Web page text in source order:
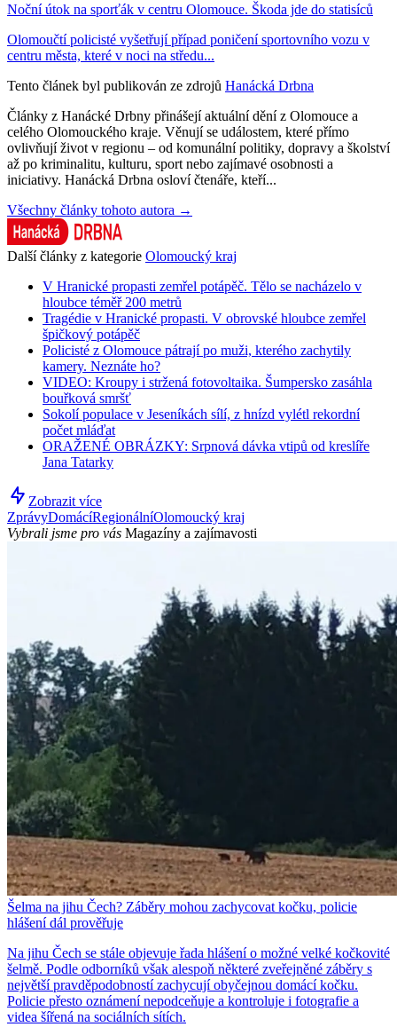
Noční útok na sporťák v centru Olomouce. Škoda jde do statisíců
Olomoučtí policisté vyšetřují případ poničení sportovního vozu v
centru města, které v noci na středu...
Tento článek byl publikován ze zdrojů Hanácká Drbna
Články z Hanácké Drbny přinášejí aktuální dění z Olomouce a
celého Olomouckého kraje. Věnují se událostem, které přímo
ovlivňují život v regionu – od komunální politiky, dopravy a školství
až po kriminalitu, kulturu, sport nebo zajímavé osobnosti a
iniciativy. Hanácká Drbna osloví čtenáře, kteří...
Všechny články tohoto autora →
Další články z kategorie Olomoucký kraj
V Hranické propasti zemřel potápěč. Tělo se nacházelo v
hloubce téměř 200 metrů
Tragédie v Hranické propasti. V obrovské hloubce zemřel
špičkový potápěč
Policisté z Olomouce pátrají po muži, kterého zachytily
kamery. Neznáte ho?
VIDEO: Kroupy i stržená fotovoltaika. Šumpersko zasáhla
bouřková smršť
Sokolí populace v Jeseníkách sílí, z hnízd vylétl rekordní
počet mláďat
ORAŽENÉ OBRÁZKY: Srpnová dávka vtipů od kreslíře
Jana Tatarky
Zobrazit více
ZprávyDomácíRegionálníOlomoucký kraj
Vybrali jsme pro vás Magazíny a zajímavosti
Šelma na jihu Čech? Záběry mohou zachycovat kočku, policie
hlášení dál prověřuje
Na jihu Čech se stále objevuje řada hlášení o možné velké kočkovité
šelmě. Podle odborníků však alespoň některé zveřejněné záběry s
největší pravděpodobností zachycují obyčejnou domácí kočku.
Policie přesto oznámení nepodceňuje a kontroluje i fotografie a
videa šířená na sociálních sítích.